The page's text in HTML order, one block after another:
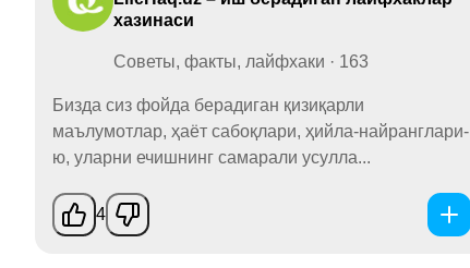
хазинаси
Советы, факты, лайфхаки · 163
Бизда сиз фойда берадиган қизиқарли
маълумотлар, ҳаёт сабоқлари, ҳийла-найранглари-
ю, уларни ечишнинг самарали усулла...
4